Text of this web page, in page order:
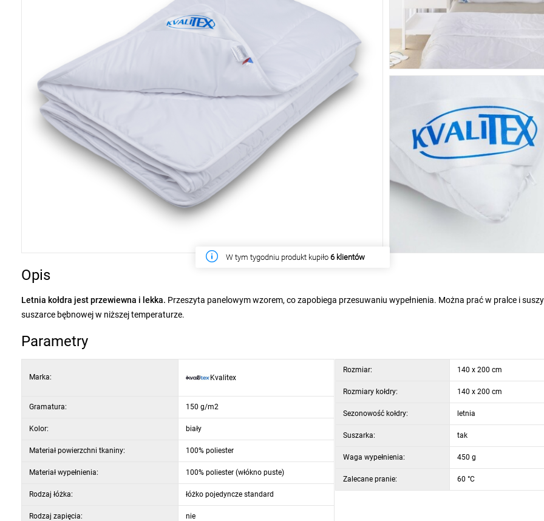
W tym tygodniu produkt kupiło 6 klientów
Opis
Letnia kołdra jest przewiewna i lekka. Przeszyta panelowym wzorem, co zapobiega przesuwaniu wypełnienia. Można prać w pralce i
suszarce bębnowej w niższej temperaturze.
Parametry
Marka: Kvalitex
Gramatura: 150 g/m2
Kolor: biały
Materiał powierzchni tkaniny: 100% poliester
Materiał wypełnienia: 100% poliester (włókno puste)
Rodzaj łóżka: łóżko pojedyncze standard
Rodzaj zapięcia: nie
Rozmiar: 140 x 200 cm
Rozmiary kołdry: 140 x 200 cm
Sezonowość kołdry: letnia
Suszarka: tak
Waga wypełnienia: 450 g
Zalecane pranie: 60 °C